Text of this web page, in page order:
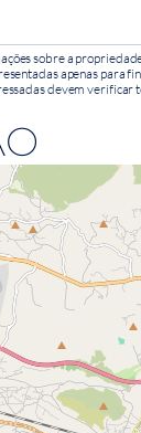
sobre a
apenas para
devem verificar